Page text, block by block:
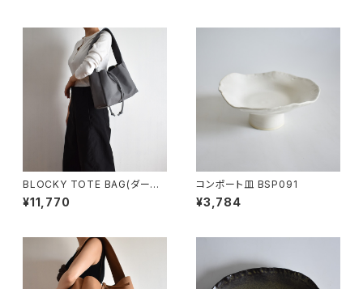
BLOCKY TOTE BAG(ダーク
グレー)
¥11,770
コンポート皿 BSP091
¥3,784